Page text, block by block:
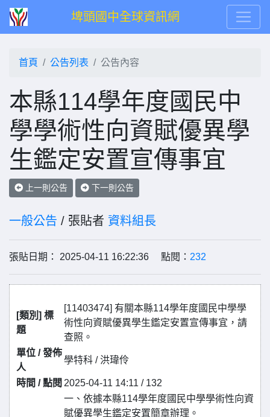
埤頭國中全球資訊網
首頁 公告列表 公告內容
本縣114學年度國民中
學學術性向資賦優異學
生鑑定安置宣傳事宜
上一則公告 下一則公告
一般公告 / 張貼者 資料組長
張貼日期： 2025-04-11 16:22:36 點閱： 232
[類別] 標
題
[11403474] 有關本縣114學年度國民中學學
術性向資賦優異學生鑑定安置宣傳事宜，請
查照。
單位 / 發佈
人
學特科 / 洪瑋伶
時間 / 點閱 2025-04-11 14:11 / 132
一、依據本縣114學年度國民中學學術性向資
賦優異學生鑑定安置簡章辦理。